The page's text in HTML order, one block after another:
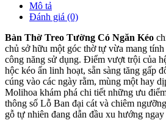
Mô tả
Đánh giá (0)
Bàn Thờ Treo Tường Có Ngăn Kéo
chủ sở hữu một góc thờ tự vừa mang
công năng sử dụng. Điểm vượt trội của
hộc kéo ẩn linh hoạt, sẵn sàng tăng gấp
cúng vào các ngày rằm, mùng một hay
Molihoa khám phá chi tiết những ưu
thông số Lỗ Ban đại cát và chiêm
gỗ tự nhiên đang dẫn đầu xu hướng